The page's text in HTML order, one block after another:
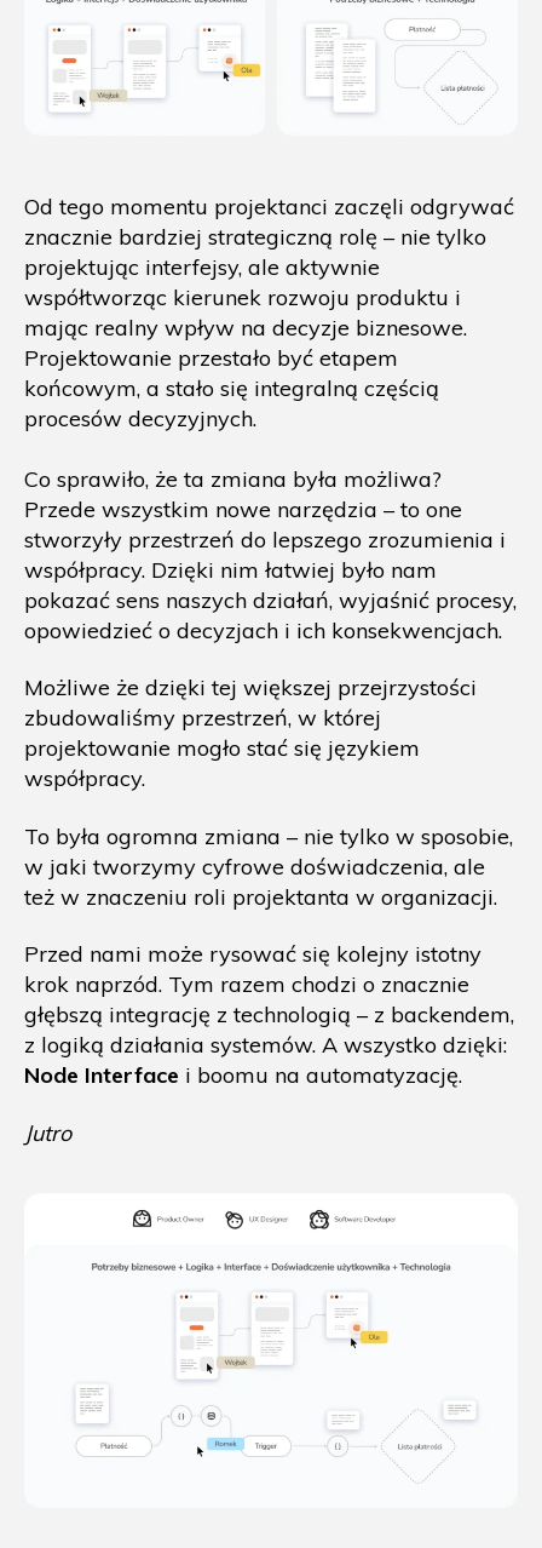
Od tego momentu projektanci zaczęli odgrywać
znacznie bardziej strategiczną rolę – nie tylko
projektując interfejsy, ale aktywnie
współtworząc kierunek rozwoju produktu i
mając realny wpływ na decyzje biznesowe.
Projektowanie przestało być etapem
końcowym, a stało się integralną częścią
procesów decyzyjnych.
Co sprawiło, że ta zmiana była możliwa?
Przede wszystkim nowe narzędzia – to one
stworzyły przestrzeń do lepszego zrozumienia i
współpracy. Dzięki nim łatwiej było nam
pokazać sens naszych działań, wyjaśnić procesy,
opowiedzieć o decyzjach i ich konsekwencjach.
Możliwe że dzięki tej większej przejrzystości
zbudowaliśmy przestrzeń, w której
projektowanie mogło stać się językiem
współpracy.
To była ogromna zmiana – nie tylko w sposobie,
w jaki tworzymy cyfrowe doświadczenia, ale
też w znaczeniu roli projektanta w organizacji.
Przed nami może rysować się kolejny istotny
krok naprzód. Tym razem chodzi o znacznie
głębszą integrację z technologią – z backendem,
z logiką działania systemów. A wszystko dzięki:
Node Interface i boomu na automatyzację.
Jutro